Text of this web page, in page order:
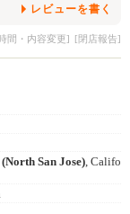
レビューを書く
間・内容変更] [閉店報告]
(North San Jose), Califo